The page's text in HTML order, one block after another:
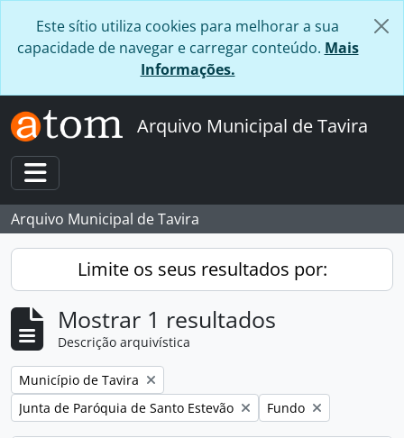
Este sítio utiliza cookies para melhorar a sua
capacidade de navegar e carregar conteúdo. Mais
Informações.
Arquivo Municipal de Tavira
Toggle navigation
Arquivo Municipal de Tavira
Limite os seus resultados por:
Mostrar 1 resultados
Descrição arquivística
Remover filtro:
Município de Tavira
Remover filtro:
Junta de Paróquia de Santo Estevão Remover filtro:
Fundo